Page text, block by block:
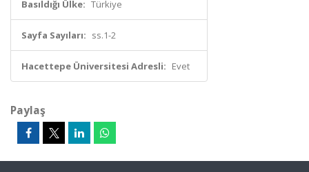
Basıldığı Ülke: Türkiye
Sayfa Sayıları: ss.1-2
Hacettepe Üniversitesi Adresli: Evet
Paylaş